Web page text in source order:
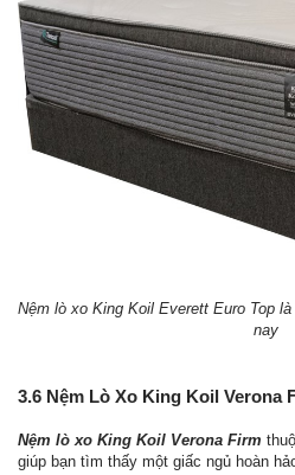
Nệm lò xo King Koil Everett Euro Top
nay
3.6 Nệm Lò Xo King Koil Verona
Nệm lò xo King Koil Verona Firm
giúp bạn tìm thấy một giấc ngủ hoàn